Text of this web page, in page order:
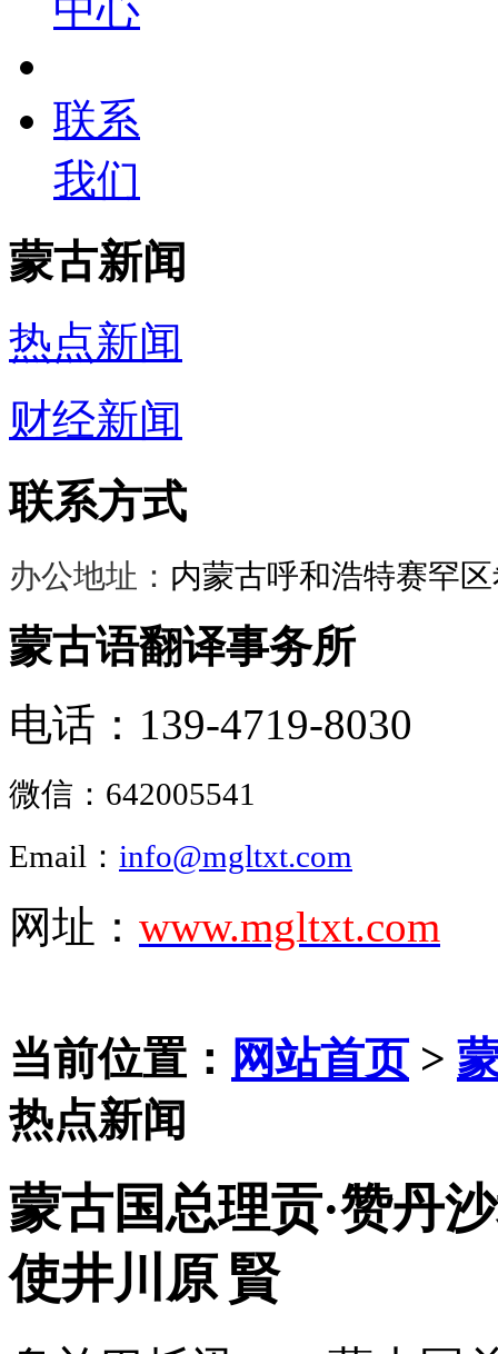
联系
我们
蒙古新闻
热点新闻
财经新闻
联系方式
办公地址： 内蒙古呼和浩特赛罕
蒙古语翻译事务所
电话：139-4719-8030
微信： 642005541
Email： info@mgltxt.com
网址： www.mgltxt.com
当前位置： 网站首页>
热点新闻
蒙古国总理贡·赞丹
使井川原 賢